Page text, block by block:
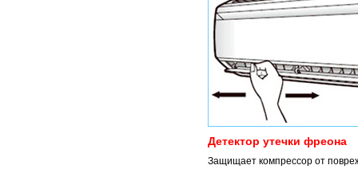
Детектор утечки фреона
Защищает компрессор от